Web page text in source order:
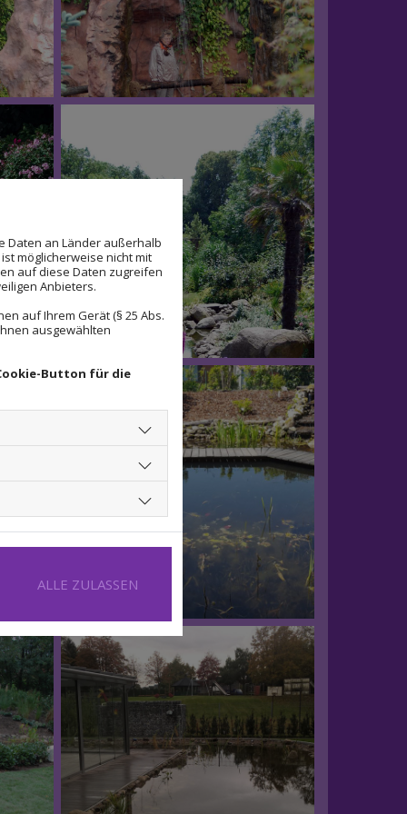
Daten an Länder außerhalb
möglicherweise nicht mit
auf diese Daten zugreifen
Anbieters.
auf Ihrem Gerät (§ 25 Abs.
ausgewählten
Button für die
ALLE ZULASSEN